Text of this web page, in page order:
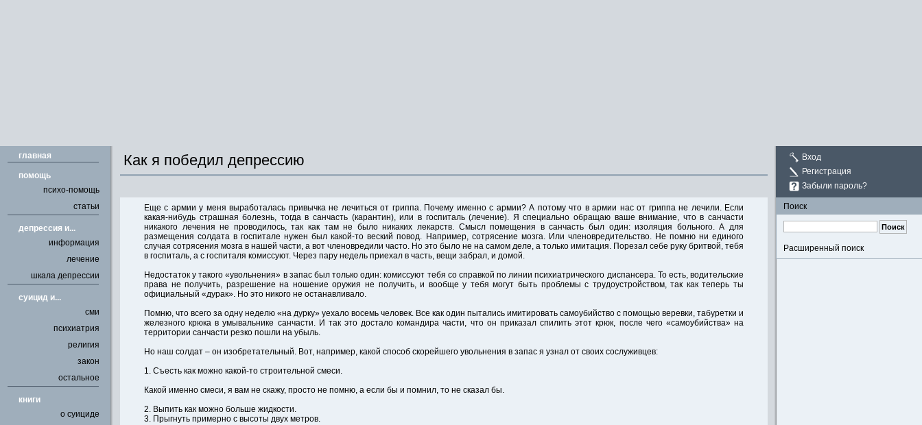
главная
помощь
психо-помощь
статьи
депрессия и...
информация
лечение
шкала депрессии
cуицид и...
сми
психиатрия
религия
закон
остальное
книги
о суициде
Вход
Регистрация
Забыли пароль?
Поиск
Расширенный поиск
Как я победил депрессию
Еще с армии у меня выработалась привычка не лечиться от гриппа. Почему именно с армии? А потому что в армии нас от гриппа не лечили. Если
какая-нибудь страшная болезнь, тогда в санчасть (карантин), или в госпиталь (лечение). Я специально обращаю ваше внимание, что в санчасти
никакого лечения не проводилось, так как там не было никаких лекарств. Смысл помещения в санчасть был один: изоляция больного. А для
размещения солдата в госпитале нужен был какой-то веский повод. Например, сотрясение мозга. Или членовредительство. Не помню ни единого
случая сотрясения мозга в нашей части, а вот членовредили часто. Но это было не на самом деле, а только имитация. Порезал себе руку бритвой, тебя
в госпиталь, а с госпиталя комиссуют. Через пару недель приехал в часть, вещи забрал, и домой.
Недостаток у такого «увольнения» в запас был только один: комиссуют тебя со справкой по линии психиатрического диспансера. То есть, водительские
права не получить, разрешение на ношение оружия не получить, и вообще у тебя могут быть проблемы с трудоустройством, так как теперь ты
официальный «дурак». Но это никого не останавливало.
Помню, что всего за одну неделю «на дурку» уехало восемь человек. Все как один пытались имитировать самоубийство с помощью веревки, табуретки и
железного крюка в умывальнике санчасти. И так это достало командира части, что он приказал спилить этот крюк, после чего «самоубийства» на
территории санчасти резко пошли на убыль.
Но наш солдат – он изобретательный. Вот, например, какой способ скорейшего увольнения в запас я узнал от своих сослуживцев:
1. Съесть как можно какой-то строительной смеси.
Какой именно смеси, я вам не скажу, просто не помню, а если бы и помнил, то не сказал бы.
2. Выпить как можно больше жидкости.
3. Прыгнуть примерно с высоты двух метров.